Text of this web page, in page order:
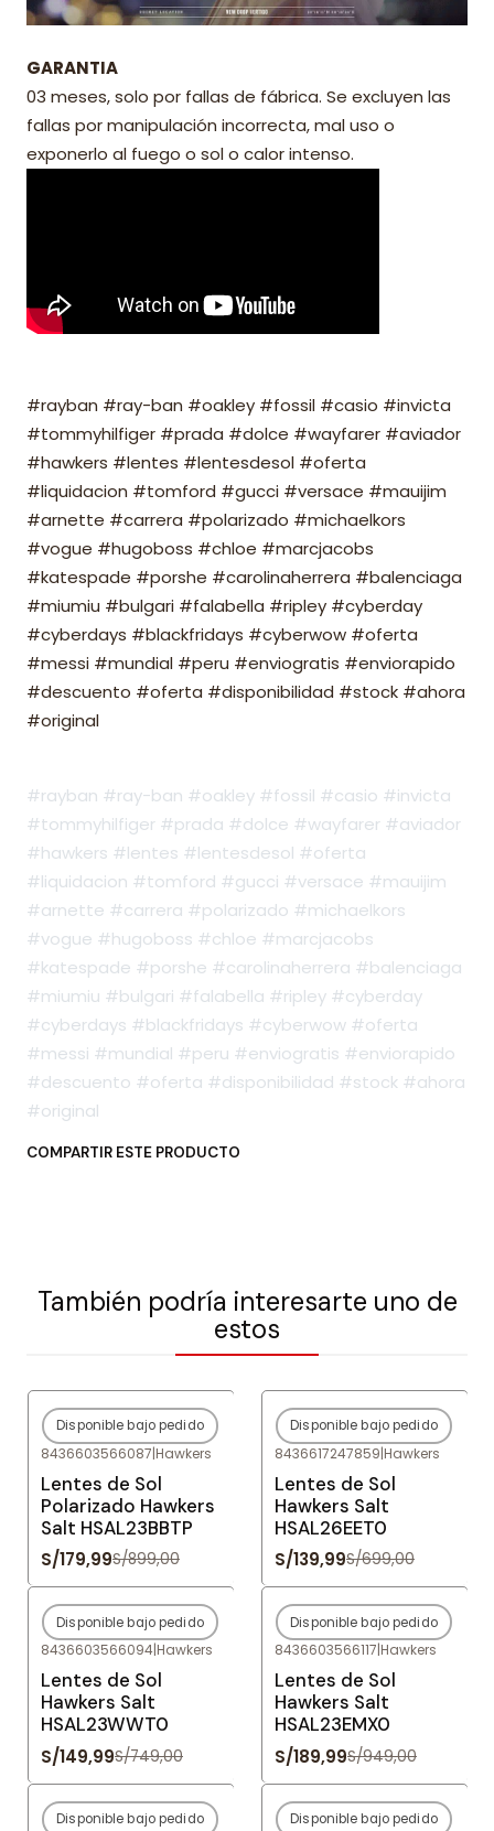
GARANTIA
03 meses, solo por fallas de fábrica. Se excluyen las
fallas por manipulación incorrecta, mal uso o
exponerlo al fuego o sol o calor intenso.
#rayban #ray-ban #oakley #fossil #casio #invicta
#tommyhilfiger #prada #dolce #wayfarer #aviador
#hawkers #lentes #lentesdesol #oferta
#liquidacion #tomford #gucci #versace #mauijim
#arnette #carrera #polarizado #michaelkors
#vogue #hugoboss #chloe #marcjacobs
#katespade #porshe #carolinaherrera #balenciaga
#miumiu #bulgari #falabella #ripley #cyberday
#cyberdays #blackfridays #cyberwow #oferta
#messi #mundial #peru #enviogratis #enviorapido
#descuento #oferta #disponibilidad #stock #ahora
#original
#rayban #ray-ban #oakley #fossil #casio #invicta
#tommyhilfiger #prada #dolce #wayfarer #aviador
#hawkers #lentes #lentesdesol #oferta
#liquidacion #tomford #gucci #versace #mauijim
#arnette #carrera #polarizado #michaelkors
#vogue #hugoboss #chloe #marcjacobs
#katespade #porshe #carolinaherrera #balenciaga
#miumiu #bulgari #falabella #ripley #cyberday
#cyberdays #blackfridays #cyberwow #oferta
#messi #mundial #peru #enviogratis #enviorapido
#descuento #oferta #disponibilidad #stock #ahora
#original
COMPARTIR ESTE PRODUCTO
También podría interesarte uno de
estos
-80%OFF
Agotado
Disponible bajo pedido
8436603566087|Hawkers
Lentes de Sol
Polarizado Hawkers
Salt HSAL23BBTP
S/179,99S/899,00
-80%OFF
Agotado
Disponible bajo pedido
8436617247859|Hawkers
Lentes de Sol
Hawkers Salt
HSAL26EET0
S/139,99S/699,00
-80%OFF
Agotado
Disponible bajo pedido
8436603566094|Hawkers
Lentes de Sol
Hawkers Salt
HSAL23WWT0
S/149,99S/749,00
-80%OFF
Agotado
Disponible bajo pedido
8436603566117|Hawkers
Lentes de Sol
Hawkers Salt
HSAL23EMX0
S/189,99S/949,00
-80%OFF
Disponible bajo pedido -84%OFF
Disponible bajo pedido